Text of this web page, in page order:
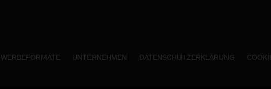
WERBEFORMATE UNTERNEHMEN DATENSCHUTZERKLÄRUNG